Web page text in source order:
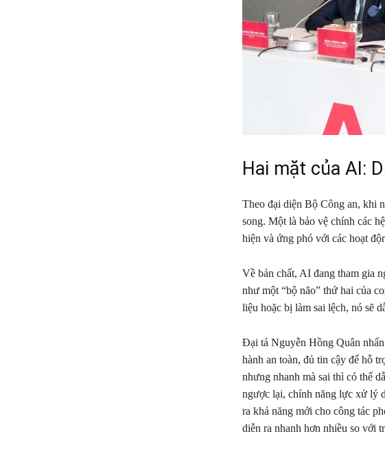
Hai mặt của AI:
Theo đại diện Bộ Công an, khi
song. Một là bảo vệ chính các
hiện và ứng phó với các hoạt
Về bản chất, AI đang tham gia
như một “bộ não” thứ hai của
liệu hoặc bị làm sai lệch, nó sẽ
Đại tá Nguyễn Hồng Quân
hành an toàn, đủ tin cậy để hỗ
nhưng nhanh mà sai thì có thể
ngược lại, chính năng lực xử lý
ra khả năng mới cho công tác
diễn ra nhanh hơn nhiều so với